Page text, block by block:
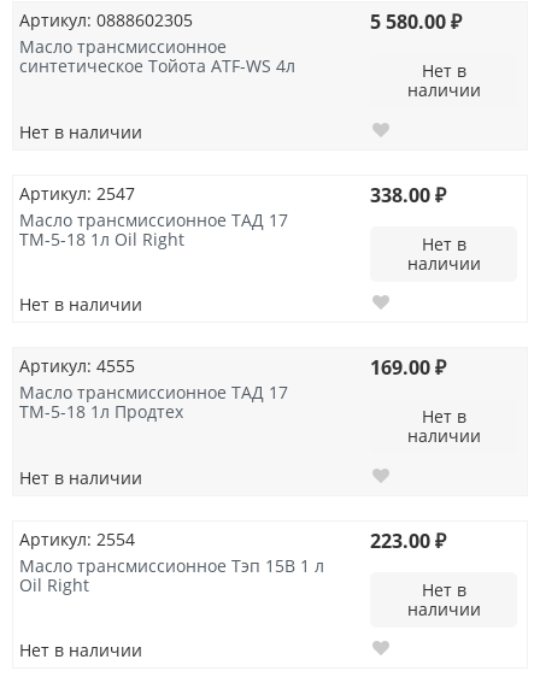
Артикул: 0888602305
Масло трансмиссионное
синтетическое Тойота ATF-WS 4л
Нет в наличии
5 580.00 ₽
Нет в
наличии
Артикул: 2547
Масло трансмиссионное ТАД 17
ТМ-5-18 1л Oil Right
Нет в наличии
338.00 ₽
Нет в
наличии
Артикул: 4555
Масло трансмиссионное ТАД 17
ТМ-5-18 1л Продтех
Нет в наличии
169.00 ₽
Нет в
наличии
Артикул: 2554
Масло трансмиссионное Тэп 15В 1 л
Oil Right
Нет в наличии
223.00 ₽
Нет в
наличии